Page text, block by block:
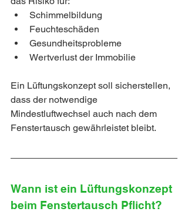
Schimmelbildung
Feuchteschäden
Gesundheitsprobleme
Wertverlust der Immobilie
Ein Lüftungskonzept soll sicherstellen,
dass der notwendige
Mindestluftwechsel auch nach dem
Fenstertausch gewährleistet bleibt.
Wann ist ein Lüftungskonzept
beim Fenstertausch Pflicht?